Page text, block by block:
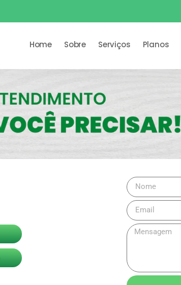
Home Sobre Serviços Planos